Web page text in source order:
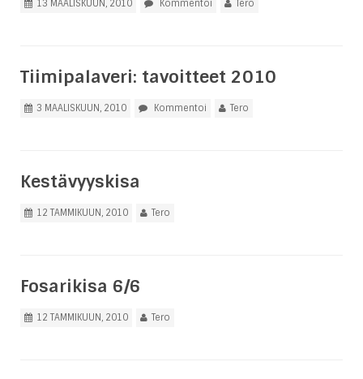
13 MAALISKUUN, 2010 Kommentoi Tero
Tiimipalaveri: tavoitteet 2010
3 MAALISKUUN, 2010 Kommentoi Tero
Kestävyyskisa
12 TAMMIKUUN, 2010 Tero
Fosarikisa 6/6
12 TAMMIKUUN, 2010 Tero